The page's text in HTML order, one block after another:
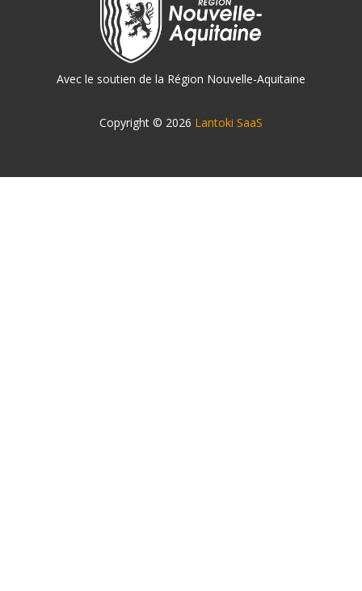
Avec le soutien de la Région Nouvelle-Aquitaine
Copyright © 2026 Lantoki SaaS